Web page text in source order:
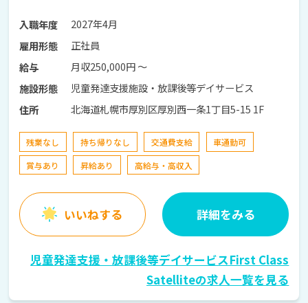
入職年度
2027年4月
雇用形態
正社員
給与
月収250,000円 〜
施設形態
児童発達支援施設・放課後等デイサービス
住所
北海道札幌市厚別区厚別西一条1丁目5-15 1F
残業なし 持ち帰りなし 交通費支給
車通勤可
賞与あり
昇給あり 高給与・高収入
いいねする 詳細をみる
児童発達支援・放課後等デイサービスFirst Class
Satelliteの求人一覧を見る